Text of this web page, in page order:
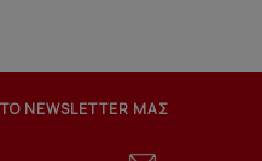
NEWSLETTER ΜΑΣ